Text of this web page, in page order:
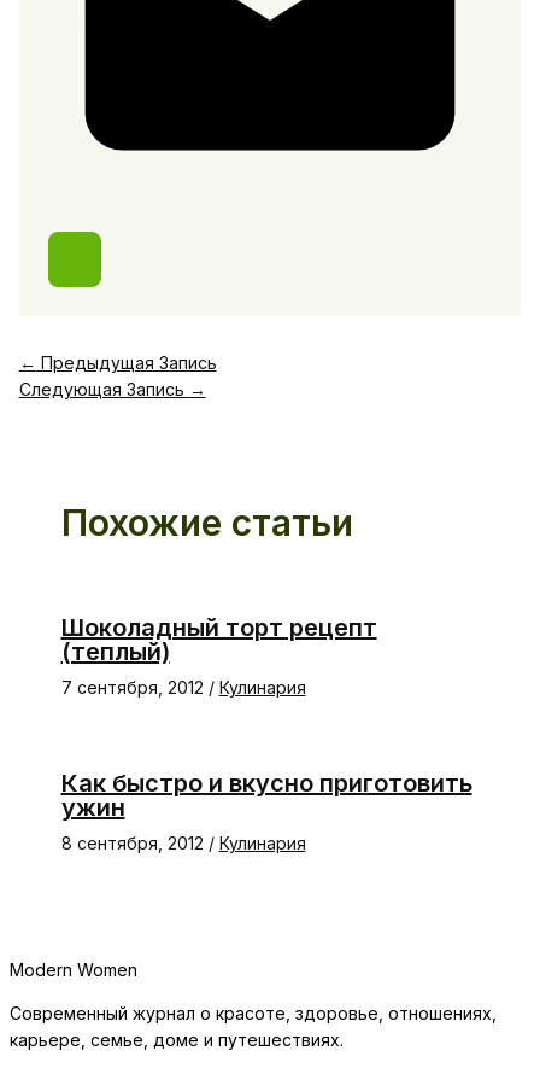
← Предыдущая Запись
Следующая Запись →
Похожие статьи
Шоколадный торт рецепт
(теплый)
7 сентября, 2012 / Кулинария
Как быстро и вкусно приготовить
ужин
8 сентября, 2012 / Кулинария
Modern Women
Современный журнал о красоте, здоровье, отношениях,
карьере, семье, доме и путешествиях.